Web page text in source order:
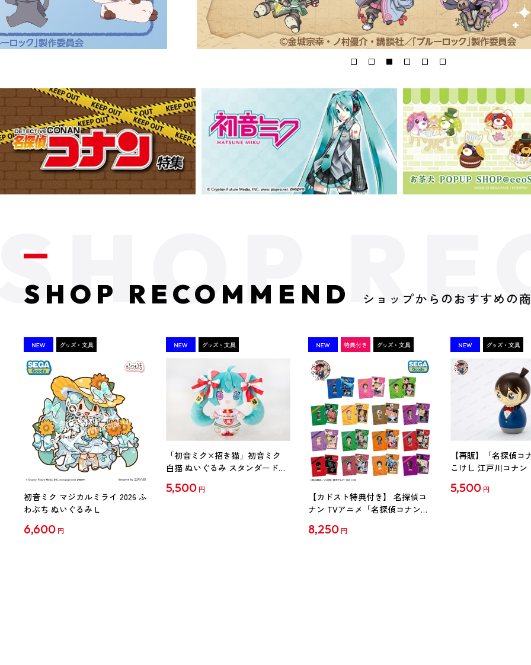
SHOP RECOMMEND ショップからのおすすめの
初音ミク マジカルミライ 2026 ふ
わぷち ぬいぐるみ L
6,600 円
「初音ミク×招き猫」初音ミク
白猫 ぬいぐるみ スタンダード
5,500 円
【カドスト特典付き】 名探偵コ
ナン TVアニメ「名探偵コナン」
【1BOX】
8,250 円
【再販】「名探偵コ
こけし 江戸川コナン
5,500 円